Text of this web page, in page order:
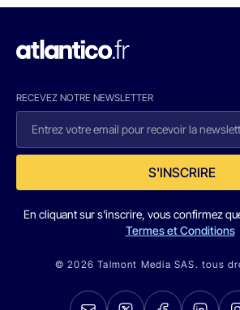
RECEVEZ NOTRE NEWSLETTER
S'INSCRIRE
En cliquant sur s'inscrire, vous confirmez
Termes et Conditions
© 2026 Talmont Media SAS. tous